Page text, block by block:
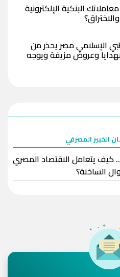
البنكية الإلكترونية
الإسلامي مصر يحذر من
بهدايا وعروض مزيفة ويوجه
المصرفية
الخبير المصرفي
كيف يتعامل الاقتصاد المصري
الساخنة؟